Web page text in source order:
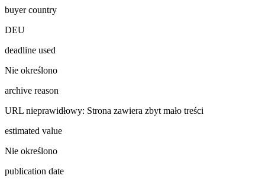
buyer country
DEU
deadline used
Nie określono
archive reason
URL nieprawidłowy: Strona zawiera zbyt mało treści
estimated value
Nie określono
publication date